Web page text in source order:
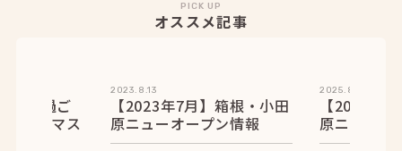
PICK UP
オススメ記事
根で過ご
クリスマス
2023.8.13
【2023年7月】箱根・小田
原ニューオープン情報
2025.8.01
【2025年
原ニューオ